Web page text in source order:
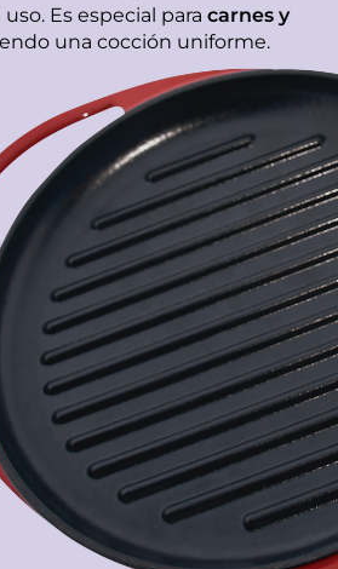
Es especial para carnes y
una cocción uniforme.